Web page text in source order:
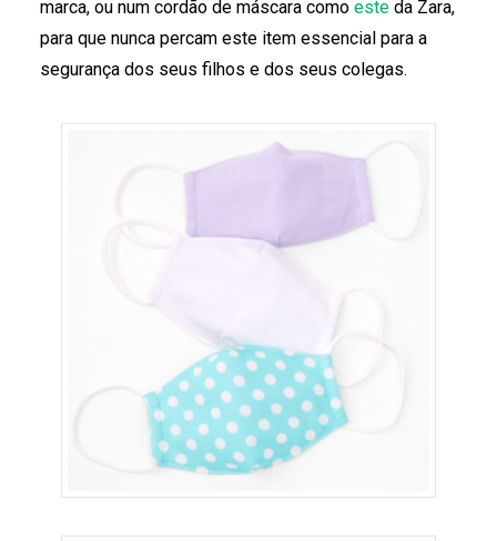
marca, ou num cordão de máscara como esteda Zara,
para que nunca percam este item essencial para a
segurança dos seus filhos e dos seus colegas.